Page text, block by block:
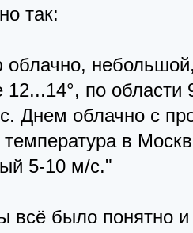
так:
облачно,
12...14°, по области
Днем облачно с
в
5-10 м/с."
всё было понятно